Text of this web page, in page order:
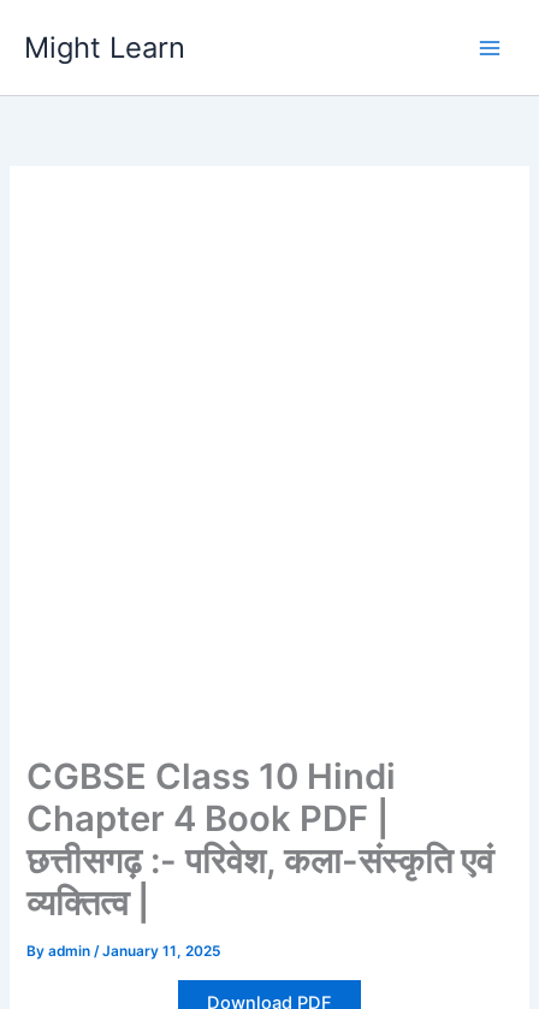
content
Might Learn
CGBSE Class 10 Hindi
Chapter 4 Book PDF |
छत्तीसगढ़ :- परिवेश, कला-संस्कृति एवं
व्यक्तित्व |
Byadmin/January 11, 2025
Download PDF